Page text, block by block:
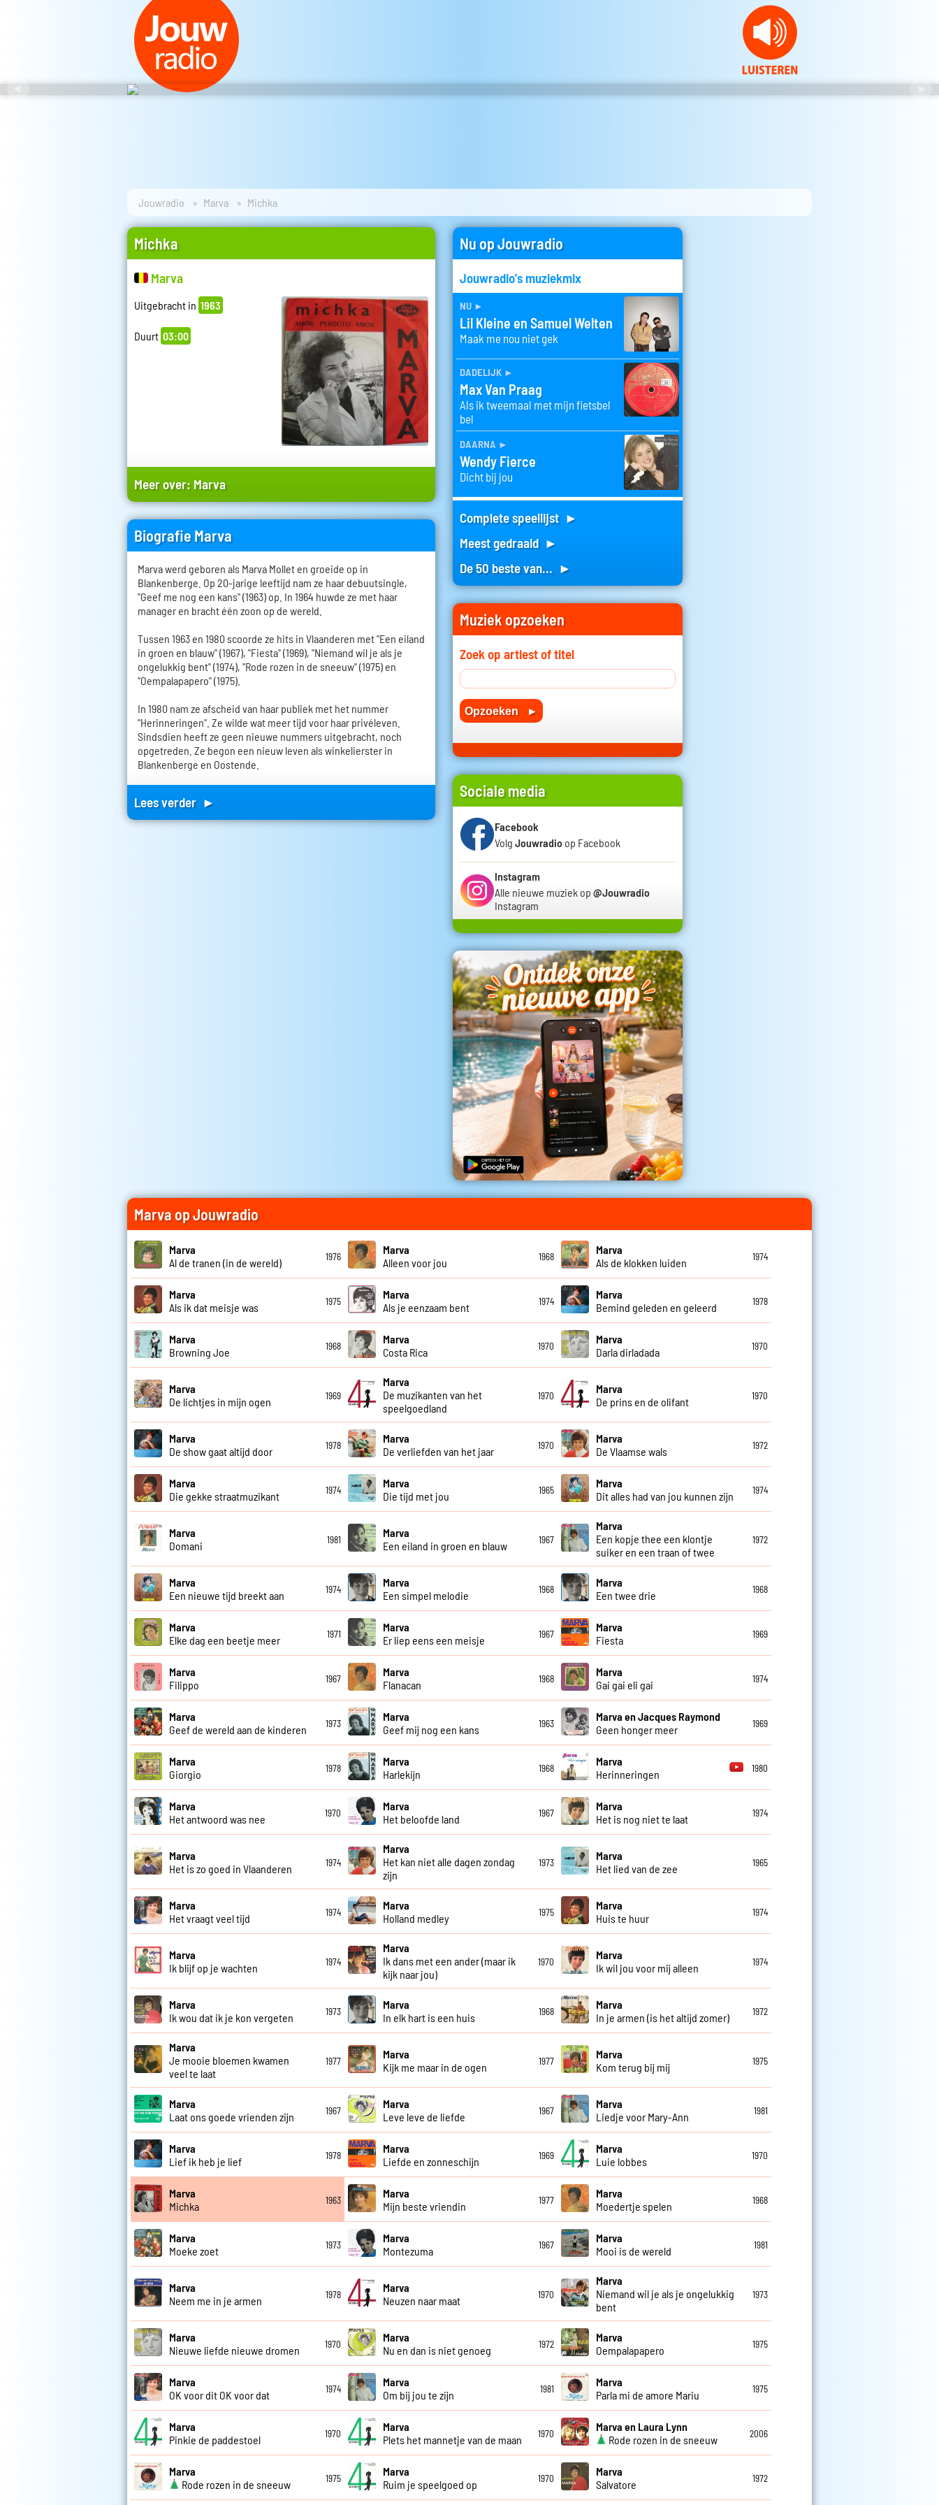
Jouwradio Marva Michka
Michka
Marva
Uitgebracht in 1963
Duurt 03:00
Meer over: Marva
Biografie Marva
Marva werd geboren als Marva Mollet en groeide op in
Blankenberge. Op 20-jarige leeftijd nam ze haar debuutsingle,
"Geef me nog een kans" (1963) op. In 1964 huwde ze met haar
manager en bracht één zoon op de wereld.
Tussen 1963 en 1980 scoorde ze hits in Vlaanderen met "Een eiland
in groen en blauw" (1967), "Fiesta" (1969), "Niemand wil je als je
ongelukkig bent" (1974), "Rode rozen in de sneeuw" (1975) en
"Oempalapapero" (1975).
In 1980 nam ze afscheid van haar publiek met het nummer
"Herinneringen". Ze wilde wat meer tijd voor haar privéleven.
Sindsdien heeft ze geen nieuwe nummers uitgebracht, noch
opgetreden. Ze begon een nieuw leven als winkelierster in
Blankenberge en Oostende.
Lees verder ►
Nu op Jouwradio
Jouwradio's muziekmix
nu ►
Lil Kleine en Samuel Welten
Maak me nou niet gek
dadelijk ►
Max Van Praag
Als ik tweemaal met mijn fietsbel
bel
daarna ►
Wendy Fierce
Dicht bij jou
Complete speellijst ►
Meest gedraaid ►
De 50 beste van... ►
Muziek opzoeken
Zoek op artiest of titel
Sociale media
Facebook
Volg Jouwradio op Facebook
Instagram
Alle nieuwe muziek op @Jouwradio
Instagram
Marva op Jouwradio
Marva
Al de tranen (in de wereld)
1976
Marva
Alleen voor jou
1968
Marva
Als de klokken luiden
1974
Marva
Als ik dat meisje was
1975
Marva
Als je eenzaam bent
1974
Marva
Bemind geleden en geleerd
1978
Marva
Browning Joe
1968
Marva
Costa Rica
1970
Marva
Darla dirladada
1970
Marva
De lichtjes in mijn ogen
1969
Marva
De muzikanten van het
speelgoedland
1970
Marva
De prins en de olifant
1970
Marva
De show gaat altijd door
1978
Marva
De verliefden van het jaar
1970
Marva
De Vlaamse wals
1972
Marva
Die gekke straatmuzikant
1974
Marva
Die tijd met jou
1965
Marva
Dit alles had van jou kunnen zijn
1974
Marva
Domani
1981
Marva
Een eiland in groen en blauw
1967
Marva
Een kopje thee een klontje
suiker en een traan of twee
1972
Marva
Een nieuwe tijd breekt aan
1974
Marva
Een simpel melodie
1968
Marva
Een twee drie
1968
Marva
Elke dag een beetje meer
1971
Marva
Er liep eens een meisje
1967
Marva
Fiesta
1969
Marva
Filippo
1967
Marva
Flanacan
1968
Marva
Gai gai eli gai
1974
Marva
Geef de wereld aan de kinderen
1973
Marva
Geef mij nog een kans
1963
Marva en Jacques Raymond
Geen honger meer
1969
Marva
Giorgio
1978
Marva
Harlekijn
1968
Marva
Herinneringen
1980
Marva
Het antwoord was nee
1970
Marva
Het beloofde land
1967
Marva
Het is nog niet te laat
1974
Marva
Het is zo goed in Vlaanderen
1974
Marva
Het kan niet alle dagen zondag
zijn
1973
Marva
Het lied van de zee
1965
Marva
Het vraagt veel tijd
1974
Marva
Holland medley
1975
Marva
Huis te huur
1974
Marva
Ik blijf op je wachten
1974
Marva
Ik dans met een ander (maar ik
kijk naar jou)
1970
Marva
Ik wil jou voor mij alleen
1974
Marva
Ik wou dat ik je kon vergeten
1973
Marva
In elk hart is een huis
1968
Marva
In je armen (is het altijd zomer)
1972
Marva
Je mooie bloemen kwamen
veel te laat
1977
Marva
Kijk me maar in de ogen
1977
Marva
Kom terug bij mij
1975
Marva
Laat ons goede vrienden zijn
1967
Marva
Leve leve de liefde
1967
Marva
Liedje voor Mary-Ann
1981
Marva
Lief ik heb je lief
1978
Marva
Liefde en zonneschijn
1969
Marva
Luie lobbes
1970
Marva
Michka
1963
Marva
Mijn beste vriendin
1977
Marva
Moedertje spelen
1968
Marva
Moeke zoet
1973
Marva
Montezuma
1967
Marva
Mooi is de wereld
1981
Marva
Neem me in je armen
1978
Marva
Neuzen naar maat
1970
Marva
Niemand wil je als je ongelukkig
bent
1973
Marva
Nieuwe liefde nieuwe dromen
1970
Marva
Nu en dan is niet genoeg
1972
Marva
Oempalapapero
1975
Marva
OK voor dit OK voor dat
1974
Marva
Om bij jou te zijn
1981
Marva
Parla mi de amore Mariu
1975
Marva
Pinkie de paddestoel
1970
Marva
Plets het mannetje van de maan
1970
Marva en Laura Lynn
Rode rozen in de sneeuw
2006
Marva
Rode rozen in de sneeuw
1975
Marva
Ruim je speelgoed op
1970
Marva
Salvatore
1972